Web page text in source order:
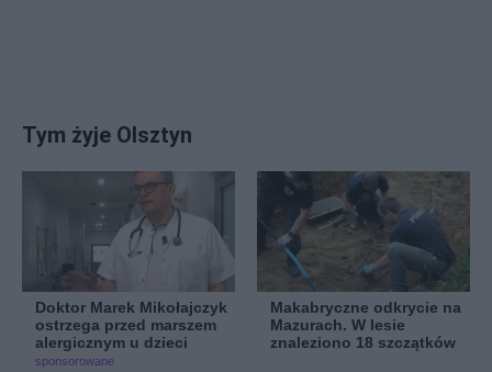
Tym żyje Olsztyn
Doktor Marek Mikołajczyk
ostrzega przed marszem
alergicznym u dzieci
sponsorowane
Makabryczne odkrycie na
Mazurach. W lesie
znaleziono 18 szczątków